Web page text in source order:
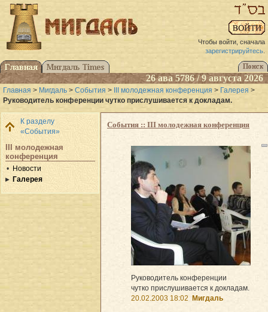
Чтобы войти, сначала
зарегистрируйтесь.
26 ава 5786 / 9 августа 2026
Главная > Мигдаль > События > III молодежная конференция > Галерея >
Руководитель конференции чутко прислушивается к докладам.
К разделу
«События»
III молодежная
конференция
Новости
Галерея
События :: III молодежная конференция
Руководитель конференции
чутко прислушивается к докладам.
20.02.2003 18:02 Мигдаль